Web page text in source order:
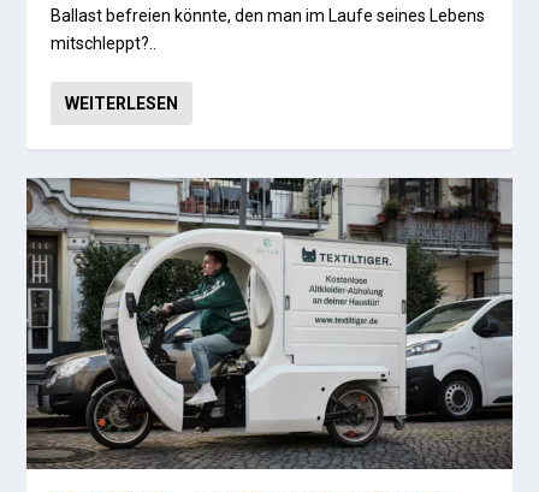
Ballast befreien könnte, den man im Laufe seines Lebens
mitschleppt?..
WEITERLESEN